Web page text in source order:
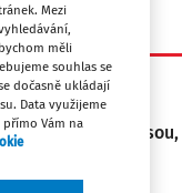
Co
hodnocení rizik a
vztahů.
čtení
Mezi
měli
souhlas se
dočasně ukládají
Data využijeme
Vám na